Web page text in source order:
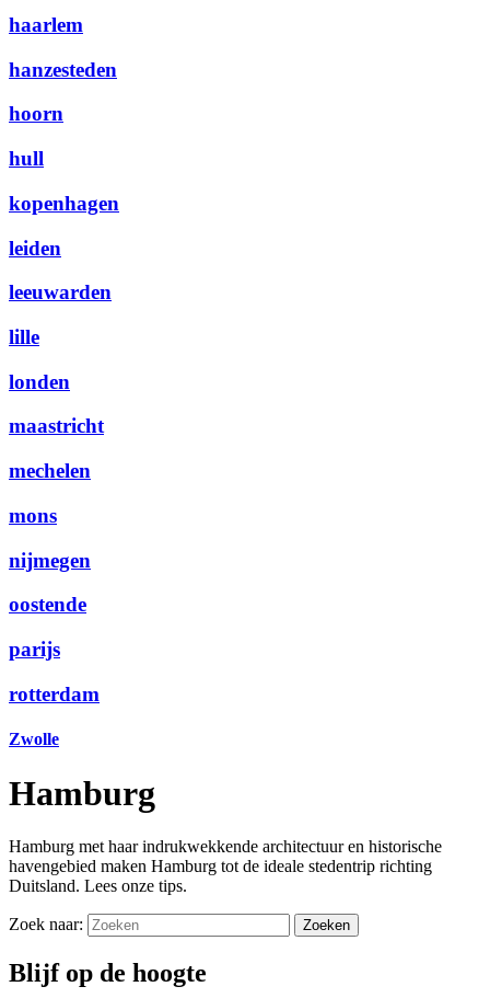
haarlem
hanzesteden
hoorn
hull
kopenhagen
leiden
leeuwarden
lille
londen
maastricht
mechelen
mons
nijmegen
oostende
parijs
rotterdam
Zwolle
Hamburg
Hamburg met haar indrukwekkende architectuur en historische
havengebied maken Hamburg tot de ideale stedentrip richting
Duitsland. Lees onze tips.
Zoek naar:
Blijf op de hoogte